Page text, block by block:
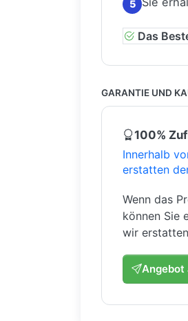
5
Das
GARANTIE UND
100%
Innerhalb
erstatten
Wenn das
können Sie
wir
Angebot